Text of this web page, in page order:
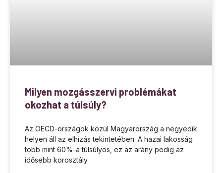
Milyen mozgásszervi problémákat
okozhat a túlsúly?
Az OECD-országok közül Magyarország a negyedik
helyen áll az elhízás tekintetében. A hazai lakosság
több mint 60%-a túlsúlyos, ez az arány pedig az
idősebb korosztály